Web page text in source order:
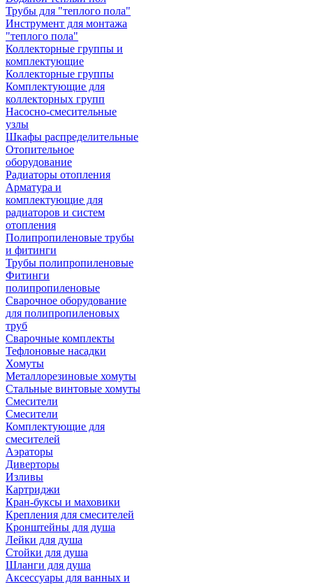
Трубы для "теплого пола"
Инструмент для монтажа
"теплого пола"
Коллекторные группы и
комплектующие
Коллекторные группы
Комплектующие для
коллекторных групп
Насосно-смесительные
узлы
Шкафы распределительные
Отопительное
оборудование
Радиаторы отопления
Арматура и
комплектующие для
радиаторов и систем
отопления
Полипропиленовые трубы
и фитинги
Трубы полипропиленовые
Фитинги
полипропиленовые
Сварочное оборудование
для полипропиленовых
труб
Сварочные комплекты
Тефлоновые насадки
Хомуты
Металлорезиновые хомуты
Стальные винтовые хомуты
Смесители
Смесители
Комплектующие для
смесителей
Аэраторы
Диверторы
Изливы
Картриджи
Кран-буксы и маховики
Крепления для смесителей
Кронштейны для душа
Лейки для душа
Стойки для душа
Шланги для душа
Аксессуары для ванных и